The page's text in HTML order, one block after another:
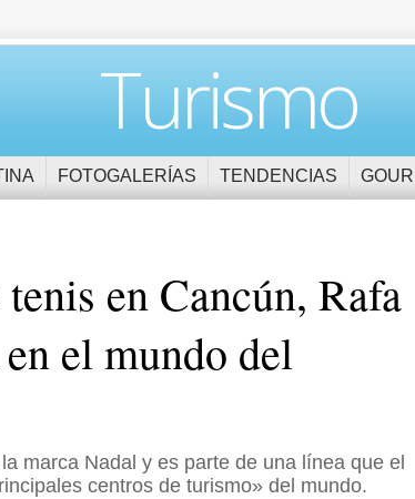
Turismo
FOTOGALERÍAS TENDENCIAS
en Cancún, Rafa
el mundo del
marca Nadal y es parte de una línea que el
centros de turismo» del mundo.